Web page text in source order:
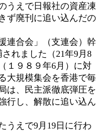
うえで日報社の資産凍
ず廃刊に追い込んだの
連合会」（支連会）幹
れました（21年9月8
１９８９年6月）に対
大規模集会を香港で毎
は、民主派徹底弾圧を
行し、解散に追い込ん
うえで9月19日に行わ